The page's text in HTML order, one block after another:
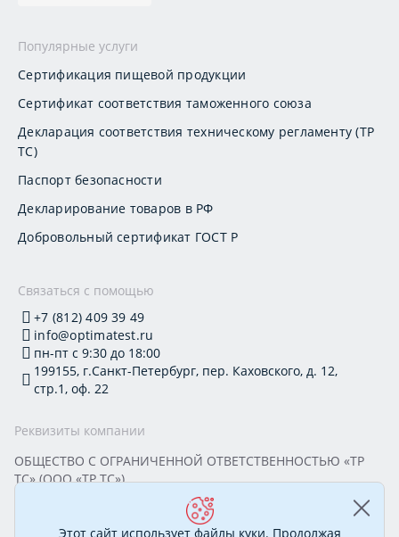
Популярные услуги
Сертификация пищевой продукции
Сертификат соответствия таможенного союза
Декларация соответствия техническому регламенту (ТР
ТС)
Паспорт безопасности
Декларирование товаров в РФ
Добровольный сертификат ГОСТ Р
Связаться с помощью
+7 (812) 409 39 49
info@optimatest.ru
пн-пт с 9:30 до 18:00
199155, г.Санкт-Петербург, пер. Каховского, д. 12,
стр.1, оф. 22
Реквизиты компании
ОБЩЕСТВО С ОГРАНИЧЕННОЙ ОТВЕТСТВЕННОСТЬЮ «ТР
ТС» (ООО «ТР ТС»)
Юридический адрес: 199155, г. Санкт-Петербург, пер.
Каховского, д. 12, стр. 1, помещение 22-Н
ИНН 7813295032 КПП 780101001 ОГРН 1177847388894
Этот сайт использует файлы куки. Продолжая